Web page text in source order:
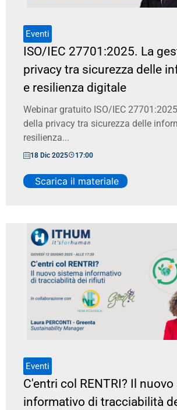
Eventi
ISO/IEC 27701:2025. La
privacy tra sicurezza delle
e resilienza digitale
Webinar gratuito ISO/IEC
della privacy tra sicurezza delle
resilienza...
18 Dic 2025 17:00
Scarica il materiale
Eventi
C'entri col RENTRI? Il
informativo di tracciabilità